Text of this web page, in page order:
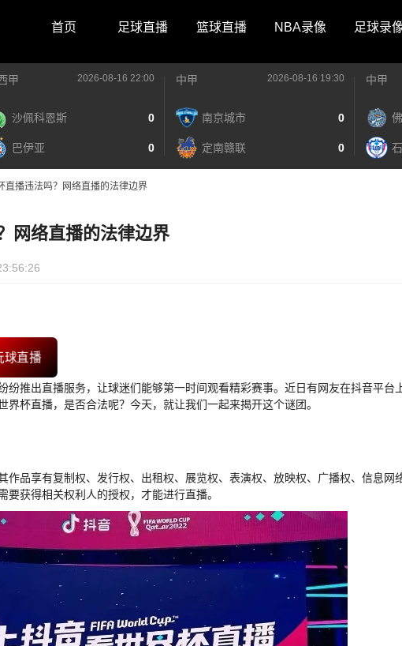
首页 足球直播 篮球直播 NBA录像 足球录
甲 2026-08-16 22:00
沙佩科恩斯 0
巴伊亚 0
中甲 2026-08-16 19:30
南京城市 0
定南赣联 0
中甲
直播违法吗？网络直播的法律边界
网络直播的法律边界
球直播
纷推出直播服务，让球迷们能够第一时间观看精彩赛事。近日有网友在抖音平台
杯直播，是否合法呢？今天，就让我们一起来揭开这个谜团。
作品享有复制权、发行权、出租权、展览权、表演权、放映权、广播权、信息网
获得相关权利人的授权，才能进行直播。